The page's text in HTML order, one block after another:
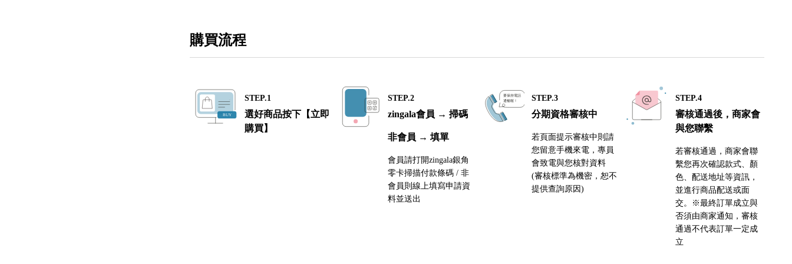
購買流程
STEP.1
選好商品按下【立即
購買】
STEP.2
zingala會員 → 掃碼
非會員 → 填單
會員請打開zingala銀角
零卡掃描付款條碼 / 非
會員則線上填寫申請資
料並送出
STEP.3
分期資格審核中
若頁面提示審核中則請
您留意手機來電，專員
會致電與您核對資料
(審核標準為機密，恕不
提供查詢原因)
STEP.4
審核通過後，商家會
與您聯繫
若審核通過，商家會聯
繫您再次確認款式、顏
色、配送地址等資訊，
並進行商品配送或面
交。※最終訂單成立與
否須由商家通知，審核
通過不代表訂單一定成
立